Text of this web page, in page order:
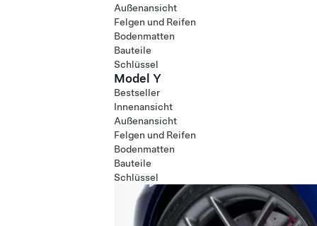
Außenansicht
Felgen und Reifen
Bodenmatten
Bauteile
Schlüssel
Model Y
Bestseller
Innenansicht
Außenansicht
Felgen und Reifen
Bodenmatten
Bauteile
Schlüssel